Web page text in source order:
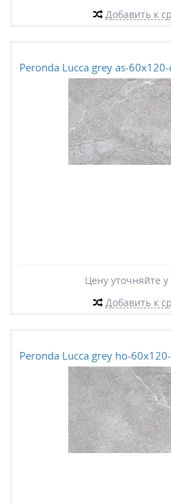
Добавить к
Peronda Lucca grey as-
Цену уточняйте
Добавить к
Peronda Lucca grey ho-